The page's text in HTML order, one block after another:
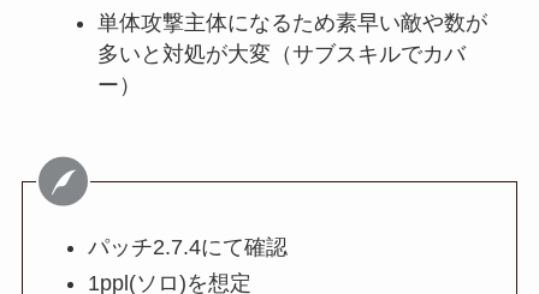
単体攻撃主体になるため素早い敵や数が
多いと対処が大変（サブスキルでカバ
ー）
パッチ2.7.4にて確認
1ppl(ソロ)を想定